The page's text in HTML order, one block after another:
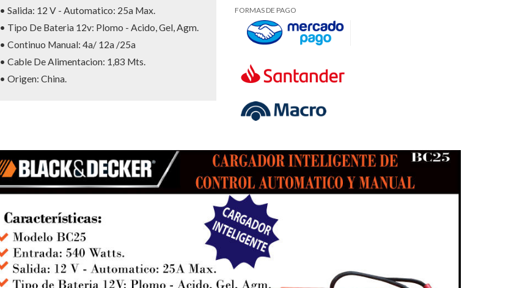
FORMAS DE PAGO
• Salida: 12 V - Automatico: 25a Max.
• Tipo De Bateria 12v: Plomo - Acido, Gel, Agm.
• Continuo Manual: 4a/ 12a /25a
• Cable De Alimentacion: 1,83 Mts.
• Origen: China.